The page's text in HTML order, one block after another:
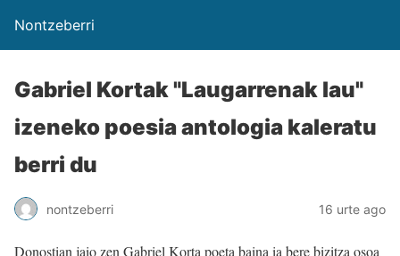
Nontzeberri
Gabriel Kortak "Laugarrenak lau"
izeneko poesia antologia kaleratu
berri du
nontzeberri 16 urte ago
Donostian jaio zen Gabriel Korta poeta baina ia bere bizitza osoa